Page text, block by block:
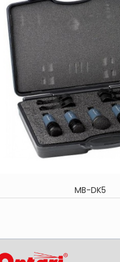
MB-DK5